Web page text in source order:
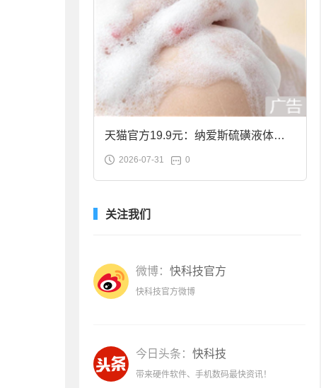
天猫官方19.9元：纳爱斯硫磺液体香
皂2斤大促
2026-07-31 0
关注我们
微博： 快科技官方
快科技官方微博
今日头条： 快科技
带来硬件软件、手机数码最快资讯！